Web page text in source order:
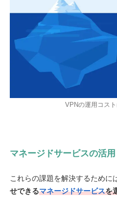
VPNの運用コス
マネージドサービスの活用
これらの課題を解決するために
せできるマネージドサービスを